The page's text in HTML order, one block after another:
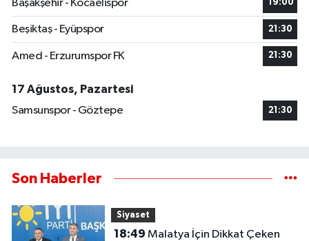
Başakşehir - Kocaelispor
19:00
Beşiktaş - Eyüpspor 21:30
Amed - Erzurumspor FK 21:30
17 Ağustos, Pazartesi
Samsunspor - Göztepe
21:30
Son Haberler
Siyaset
18:49